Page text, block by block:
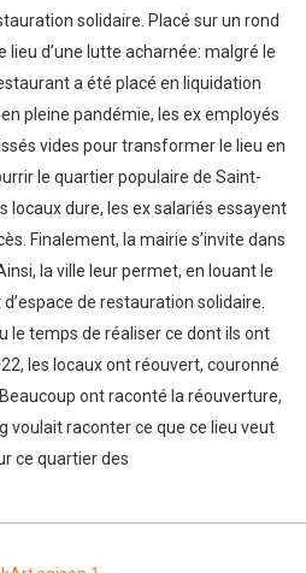
solidaire. Placé sur un rond
lieu d’une lutte acharnée: malgré le
a été placé en liquidation
pleine pandémie, les ex employés
vides pour transformer le lieu en
le quartier populaire de Saint-
locaux dure, les ex salariés essayent
Finalement, la mairie s’invite dans
la ville leur permet, en louant le
de restauration solidaire.
le temps de réaliser ce dont ils ont
les locaux ont réouvert, couronné
Beaucoup ont raconté la réouverture,
voulait raconter ce que ce lieu veut
ce quartier des